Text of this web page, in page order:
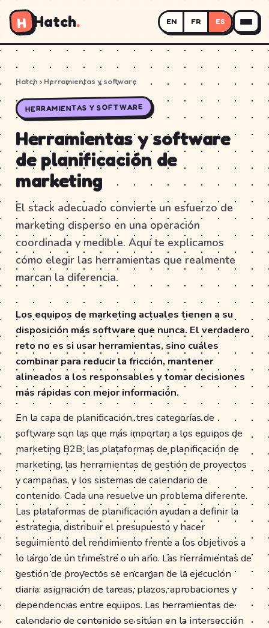
H Hatch. EN FR ES
Hatch › Herramientas y software
HERRAMIENTAS Y SOFTWARE
Herramientas y software
de planificación de
marketing
El stack adecuado convierte un esfuerzo de
marketing disperso en una operación
coordinada y medible. Aquí te explicamos
cómo elegir las herramientas que realmente
marcan la diferencia.
Los equipos de marketing actuales tienen a su
disposición más software que nunca. El verdadero
reto no es si usar herramientas, sino cuáles
combinar para reducir la fricción, mantener
alineados a los responsables y tomar decisiones
más rápidas con mejor información.
En la capa de planificación, tres categorías de
software son las que más importan a los equipos de
marketing B2B: las plataformas de planificación de
marketing, las herramientas de gestión de proyectos
y campañas, y los sistemas de calendario de
contenido. Cada una resuelve un problema diferente.
Las plataformas de planificación ayudan a definir la
estrategia, distribuir el presupuesto y hacer
seguimiento del rendimiento frente a los objetivos a
lo largo de un trimestre o un año. Las herramientas de
gestión de proyectos se encargan de la ejecución
diaria: asignación de tareas, plazos, aprobaciones y
dependencias entre equipos. Las herramientas de
calendario de contenido se sitúan en la intersección